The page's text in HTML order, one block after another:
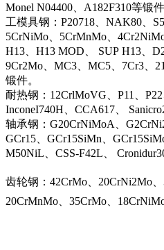
Monel N04400、A182F310等锻件
工模具钢：P20718、NAK80、
5CrNiMo、5CrMnMo、
H13、H13 MOD、 SUP H13、
9Cr2Mo、MC3、MC5、7Cr3、
锻件。
耐热钢：12CrlMoVG、P11、P22
InconeI740H、CCA617、
轴承钢：G20CrNiMoA、
GCr15、GCr15SiMn、
M50NiL、CSS-F42L、
齿轮钢：42CrMo、20CrNi2Mo
20CrMnMo、35CrMo、